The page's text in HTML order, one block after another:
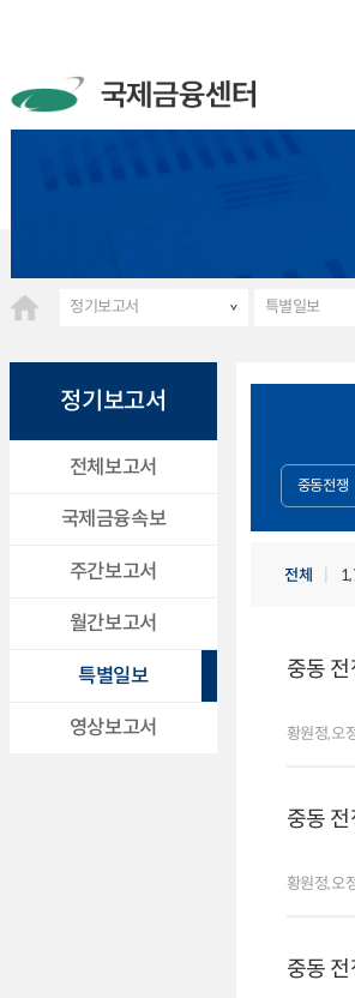
정기보고서 특별일보
정기보고서
전체보고서
국제금융속보
주간보고서
월간보고서
특별일보
영상보고서
중동전쟁
전체
중동
황원정,오
중동
황원정,오
중동